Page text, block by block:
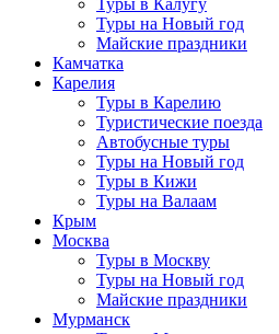
Туры на Новый год
Майские праздники
Камчатка
Карелия
Туры в Карелию
Туристические поезда
Автобусные туры
Туры на Новый год
Туры в Кижи
Туры на Валаам
Крым
Москва
Туры в Москву
Туры на Новый год
Майские праздники
Мурманск